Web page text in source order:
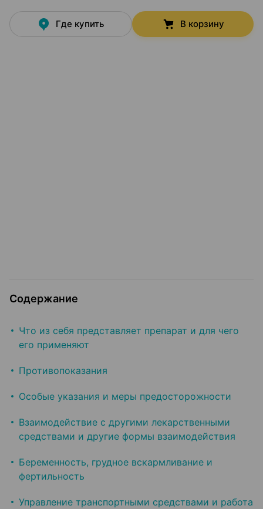
Где купить В корзину
Содержание
Что из себя представляет препарат и для чего
его применяют
Противопоказания
Особые указания и меры предосторожности
Взаимодействие с другими лекарственными
средствами и другие формы взаимодействия
Беременность, грудное вскармливание и
фертильность
Управление транспортными средствами и работа